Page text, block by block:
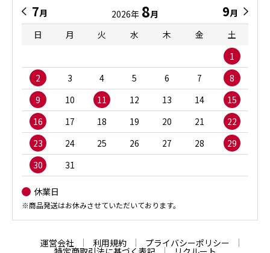
7月 2026年 8月 9月
日
月 火 水 木 金
土
1
2
3 4 5 6 7
8
9
10 11 12 13 14
15
16
17 18 19 20 21
22
23
24 25 26 27 28
29
30
31
休業日
※商品発送はお休みさせていただいております。
運営会社 利用規約 プライバシーポリシー